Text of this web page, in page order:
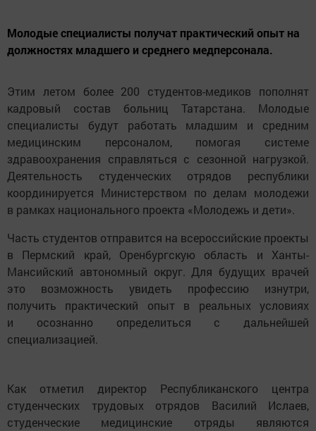
Молодые специалисты получат практический опыт на
должностях младшего и среднего медперсонала.
Этим летом более 200 студентов-медиков пополнят
кадровый состав больниц Татарстана. Молодые
специалисты будут работать младшим и средним
медицинским персоналом, помогая системе
здравоохранения справляться с сезонной нагрузкой.
Деятельность студенческих отрядов республики
координируется Министерством по делам молодежи
в рамках национального проекта «Молодежь и дети».
Часть студентов отправится на всероссийские проекты
в Пермский край, Оренбургскую область и Ханты-
Мансийский автономный округ. Для будущих врачей
это возможность увидеть профессию изнутри,
получить практический опыт в реальных условиях
и осознанно определиться с дальнейшей
специализацией.
Как отметил директор Республиканского центра
студенческих трудовых отрядов Василий Ислаев,
студенческие медицинские отряды являются